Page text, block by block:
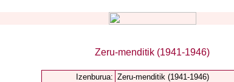
Zeru-menditik (1941-1946)
Izenburua: Zeru-menditik (1941-1946)